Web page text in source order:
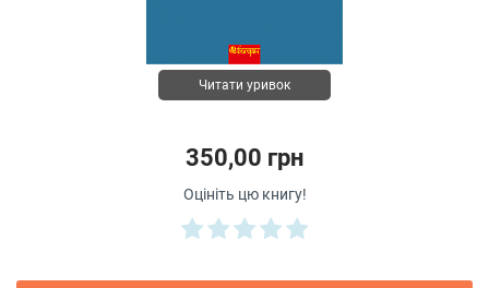
Читати уривок
350,00 грн
Оцініть цю книгу!